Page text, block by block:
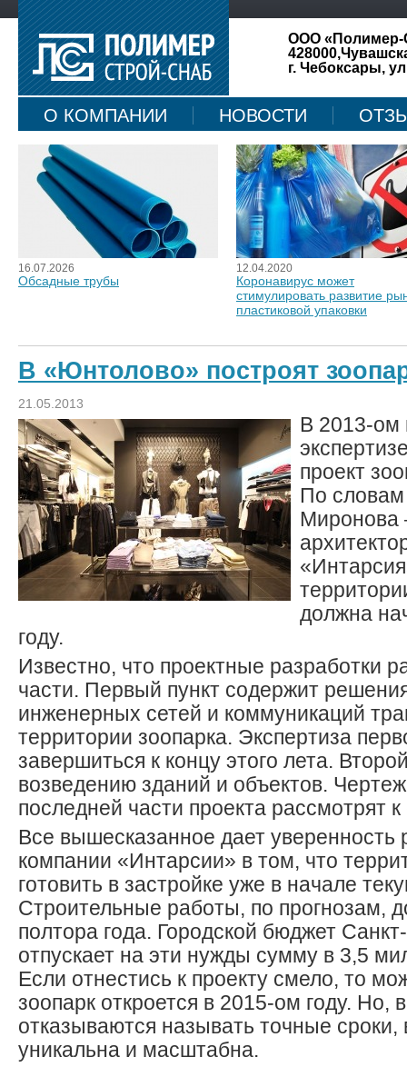
ООО «Полимер-
г. Чебоксары,
О КОМПАНИИ НОВОСТИ
КАРТА САЙТА
16.07.2026
Обсадные трубы
12.04.2020
Коронавирус может
стимулировать развитие
пластиковой упаковки
В «Юнтолово» построят
21.05.2013
В 2013-ом
проект
По
Миронова
должна
году.
Известно, что проектные разработки
части. Первый пункт содержит
инженерных сетей и коммуникаций
территории зоопарка. Экспертиза
завершиться к концу этого лета.
возведению зданий и объектов.
последней части проекта рассмотрят
Все вышесказанное дает уверенность
компании «Интарсии» в том, что
готовить в застройке уже в начале
Строительные работы, по прогнозам,
полтора года. Городской бюджет
отпускает на эти нужды сумму в 3,5
Если отнестись к проекту смело, то
зоопарк откроется в 2015-ом году. Но,
отказываются называть точные сроки,
уникальна и масштабна.